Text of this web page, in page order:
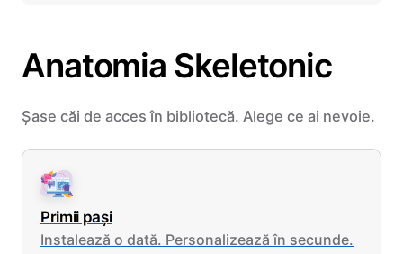
Anatomia Skeletonic
Șase căi de acces în bibliotecă. Alege ce ai nevoie.
Primii pași
Instalează o dată. Personalizează în secunde.